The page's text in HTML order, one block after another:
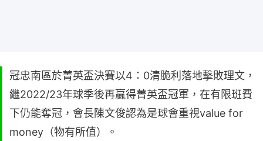
冠忠南區於菁英盃決賽以4：0清脆利落地擊敗理文，
繼2022/23年球季後再贏得菁英盃冠軍，在有限班費
下仍能奪冠，會長陳文俊認為是球會重視value for
money（物有所值）。